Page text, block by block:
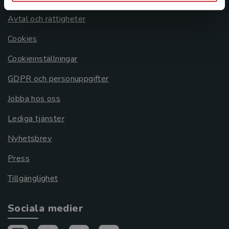
Avtal och rättigheter
Cookies
Cookieinställningar
GDPR och personuppgifter
Jobba hos oss
Lediga tjänster
Nyhetsbrev
Press
Tillgänglighet
Sociala medier